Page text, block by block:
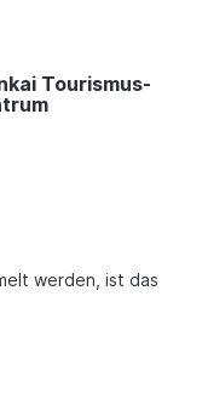
Tourismus-
werden, ist das